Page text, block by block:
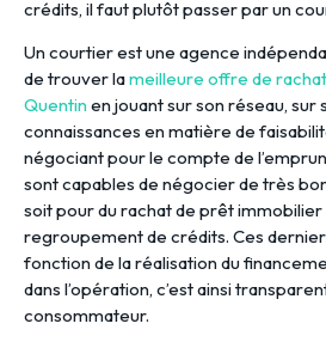
crédits, il faut plutôt passer par un
Un courtier est une agence
de trouver lameilleure offre de
Quentin en jouant sur son réseau, sur
connaissances en matière de
négociant pour le compte de
sont capables de négocier de très
soit pour du rachat de prêt immobilier
regroupement de crédits. Ces
fonction de la réalisation du
dans l’opération, c’est ainsi
consommateur.